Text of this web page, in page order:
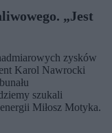
„Jest
zysków
Karol Nawrocki
szukali
Miłosz Motyka.